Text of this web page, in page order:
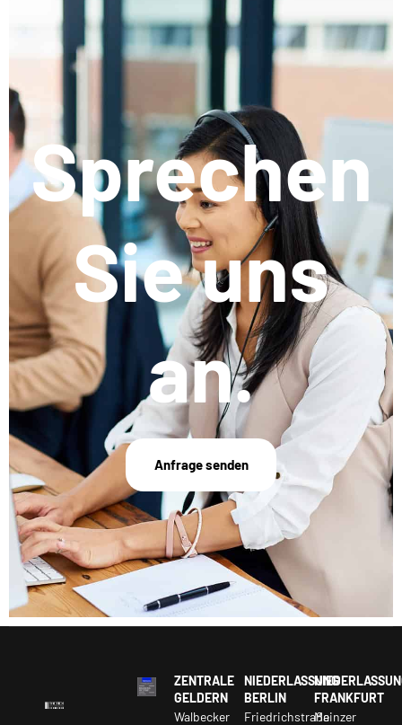
Sprechen
Sie uns
an.
Anfrage senden
ZENTRALE
GELDERN
Walbecker
NIEDERLASSUNG
BERLIN
Friedrichstraße
FRANKFURT
Mainzer